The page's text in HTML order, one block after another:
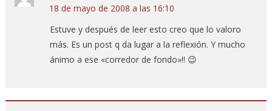
18 de mayo de 2008 a las 16:10
Estuve y después de leer esto creo que lo valoro
más. Es un post q da lugar a la reflexión. Y mucho
ánimo a ese «corredor de fondo»!! 😉